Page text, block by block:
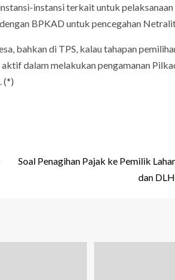
instansi terkait untuk
BPKAD untuk pencegahan
bahkan di TPS, kalau tahapan
dalam melakukan pengamanan
(*)
Soal Penagihan Pajak ke Pemilik
dan